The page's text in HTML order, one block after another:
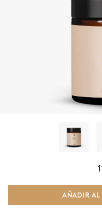
AÑADIR